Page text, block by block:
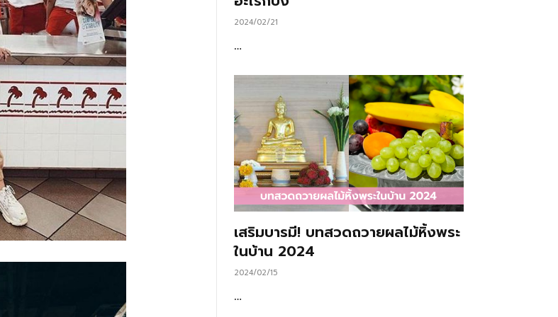
2024/02/21
…
เสริมบารมี! บทสวดถวายผลไม้หิ้งพระ
ในบ้าน 2024
2024/02/15
…